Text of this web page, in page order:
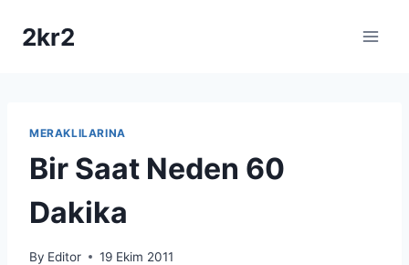
2kr2
MERAKLILARINA
Bir Saat Neden 60
Dakika
By Editor 19 Ekim 2011